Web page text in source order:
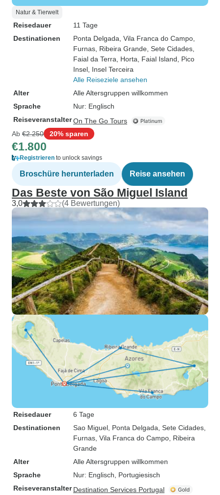
Natur & Tierwelt
Reisedauer
11 Tage
Destinationen
Ponta Delgada , Vila Franca do Campo
Furnas , Ribeira Grande , Sete Cidades
Faial da Terra , Horta , Faial Island , Pico
Insel , Insel Terceira
Alle Reiseziele ansehen
Alter
Alle Altersgruppen willkommen
Sprache
Nur: Englisch
ReiseveranstalterOn The Go Tours
Ab €2.250 20% sparen
€1.800
Registrieren to unlock savings
Broschüre herunterladen Reise ansehen
Das Beste von São Miguel Island
3,0 (4 Bewertungen)
Reisedauer
6 Tage
Destinationen
Sao Miguel , Ponta Delgada , Sete Cidades
Furnas , Vila Franca do Campo , Ribeira
Grande
Alter
Alle Altersgruppen willkommen
Sprache
Nur: Englisch, Portugiesisch
Reiseveranstalter Destination Services Portugal